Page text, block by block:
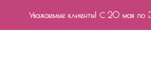
Уважаемые клиенты! С 20 мая по